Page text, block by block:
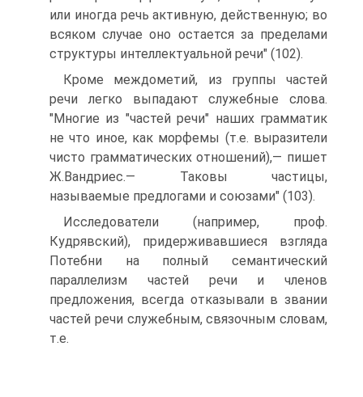
или иногда речь активную, действенную; во
всяком случае оно остается за пределами
структуры интеллектуальной речи" (102).
Кроме междометий, из группы частей
речи легко выпадают служебные слова.
"Многие из "частей речи" наших грамматик
не что иное, как морфемы (т.е. выразители
чисто грамматических отношений),— пишет
Ж.Вандриес.— Таковы частицы,
называемые предлогами и союзами" (103).
Исследователи (например, проф.
Кудрявский), придерживавшиеся взгляда
Потебни на полный семантический
параллелизм частей речи и членов
предложения, всегда отказывали в звании
частей речи служебным, связочным словам,
т.е.